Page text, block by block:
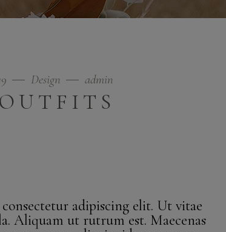
Design admin
adipiscing elit. Ut vitae
Aliquam ut rutrum est. Maecenas